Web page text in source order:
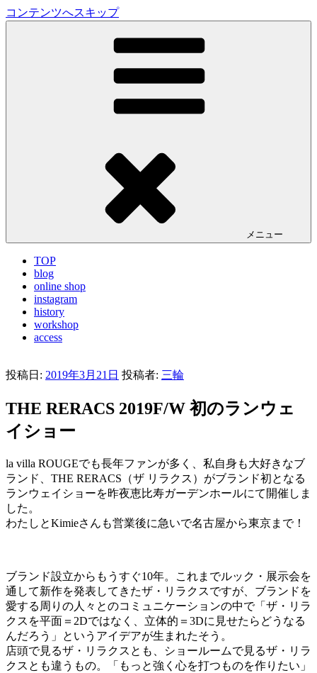
コンテンツへスキップ
LA VILLA ROUGE Blog
メニュー
TOP
blog
online shop
instagram
history
workshop
access
投稿日: 2019年3月21日 投稿者: 三輪
THE RERACS 2019F/W 初のランウェ
イショー
la villa ROUGEでも長年ファンが多く、私自身も大好きなブ
ランド、THE RERACS（ザ リラクス）がブランド初となる
ランウェイショーを昨夜恵比寿ガーデンホールにて開催しま
した。
わたしとKimieさんも営業後に急いで名古屋から東京まで！
ブランド設立からもうすぐ10年。これまでルック・展示会を
通して新作を発表してきたザ・リラクスですが、ブランドを
愛する周りの人々とのコミュニケーションの中で「ザ・リラ
クスを平面＝2Dではなく、立体的＝3Dに見せたらどうなる
んだろう」というアイデアが生まれたそう。
店頭で見るザ・リラクスとも、ショールームで見るザ・リラ
クスとも違うもの。「もっと強く心を打つものを作りたい」